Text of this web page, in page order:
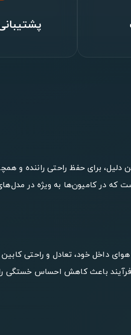
پشتیبانی 24
برای حفظ راحتی راننده و
که در کامیون‌ها به ویژه در
داخل خود، تعادل و راحتی
باعث کاهش احساس خستگی